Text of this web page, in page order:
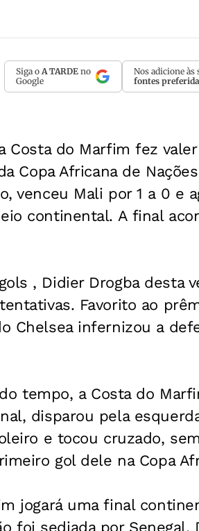
Siga o A TARDE no
Google
Nos adicione às
fontes
Costa do Marfim fez
Copa Africana de
venceu Mali por 1 a 0 e
continental. A final
, Didier Drogba desta
Favorito ao
Chelsea infernizou a
tempo, a Costa do
disparou pela
e tocou cruzado, sem
gol dele na Copa
jogará uma final
foi sediada por Senegal.